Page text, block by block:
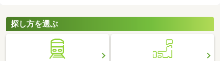
部屋を見つけましょう。
探し方を選ぶ